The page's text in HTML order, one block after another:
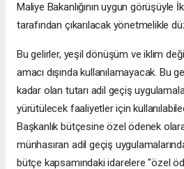
Maliye Bakanlığının uygun görüşüyle
tarafından çıkarılacak yönetmelikle
Bu gelirler, yeşil dönüşüm ve iklim
amacı dışında kullanılamayacak. Bu
kadar olan tutarı adil geçiş
yürütülecek faaliyetler için
Başkanlık bütçesine özel ödenek
münhasıran adil geçiş
bütçe kapsamındaki idarelere "özel